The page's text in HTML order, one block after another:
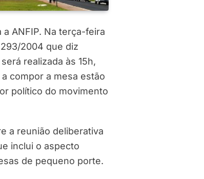
ANFIP. Na terça-feira
293/2004 que diz
realizada às 15h,
compor a mesa estão
político do movimento
a reunião deliberativa
inclui o aspecto
de pequeno porte.